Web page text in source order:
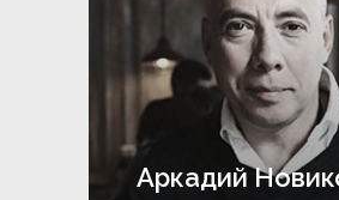
Аркадий